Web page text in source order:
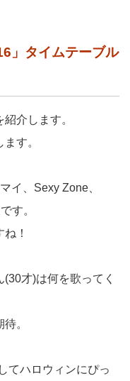
」タイムテーブル
介します。
す。
イ、Sexy Zone、
す。
！
才)は何を歌ってく
。
てハロウィンにぴっ